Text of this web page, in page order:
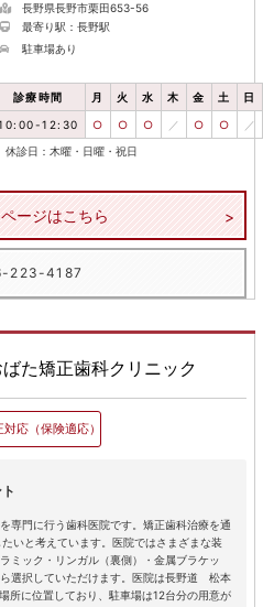
長野県長野市栗田653-56
最寄り駅：長野駅
駐車場あり
診療時間 月 火 水 木 金 土 日
12:30 ○ ○ ○ ／ ○ ○ ／
休診日：木曜・日曜・祝日
ージはこちら
223-4187
た矯正歯科クリニック
対応（保険適応）
専門に行う歯科医院です。矯正歯科治療を通
いと考えています。医院ではさまざまな装
ミック・リンガル（裏側）・金属ブラケッ
選択していただけます。医院は長野道 松本
所に位置しており、駐車場は12台分の用意が